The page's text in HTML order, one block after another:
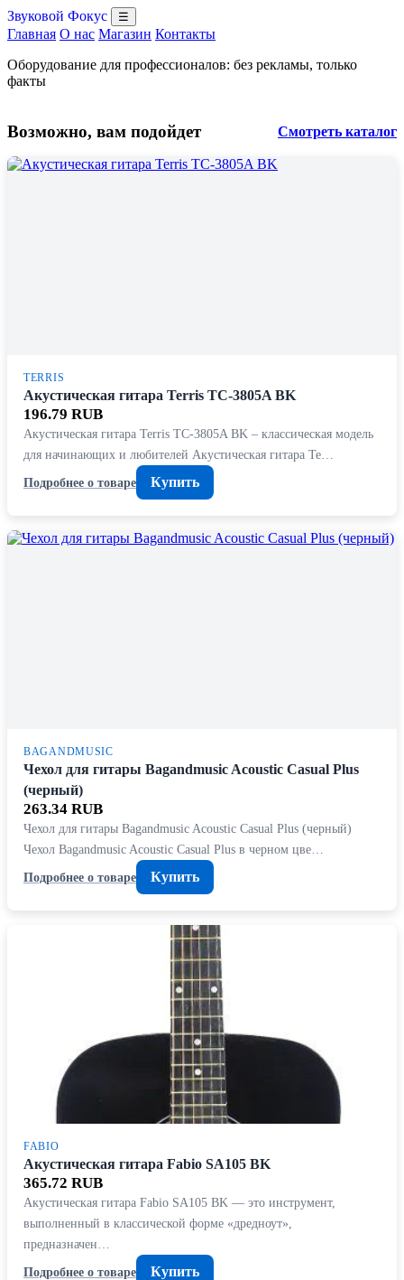
Звуковой Фокус ☰
Главная О нас Магазин Контакты
Оборудование для профессионалов: без рекламы, только
факты
Возможно, вам подойдет Смотреть каталог
TERRIS
Акустическая гитара Terris TC-3805A BK
196.79 RUB
Акустическая гитара Terris TC-3805A BK – классическая модель
для начинающих и любителей Акустическая гитара Te…
Подробнее о товаре
Купить
BAGANDMUSIC
Чехол для гитары Bagandmusic Acoustic Casual Plus
(черный)
263.34 RUB
Чехол для гитары Bagandmusic Acoustic Casual Plus (черный)
Чехол Bagandmusic Acoustic Casual Plus в черном цве…
Подробнее о товаре
Купить
FABIO
Акустическая гитара Fabio SA105 BK
365.72 RUB
Акустическая гитара Fabio SA105 BK — это инструмент,
выполненный в классической форме «дредноут»,
предназначен…
Подробнее о товаре
Купить